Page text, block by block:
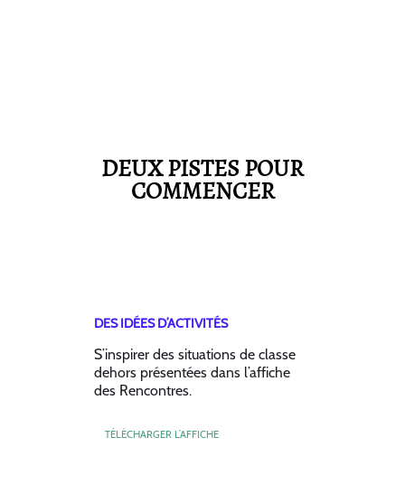
DEUX PISTES POUR
COMMENCER
DES IDÉES D’ACTIVITÉS
S’inspirer des situations de classe
dehors présentées dans l’affiche
des Rencontres.
TÉLÉCHARGER L’AFFICHE